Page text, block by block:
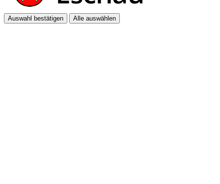
Auswahl bestätigen Alle auswählen